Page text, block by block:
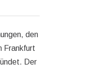
den
Frankfurt
Der